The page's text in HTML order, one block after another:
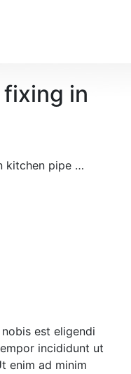
in
kitchen pipe …
est eligendi
incididunt ut
enim ad minim